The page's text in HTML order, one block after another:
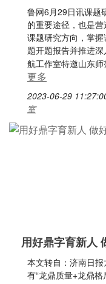
鲁网6月29日讯课题
的重要途径，也是
课题研究方向，掌
题开题报告并推进
航工作室特邀山东
更多
2023-06-29
室
用好鼎字育新人
本文转自：济南日
有“龙鼎质量+龙鼎